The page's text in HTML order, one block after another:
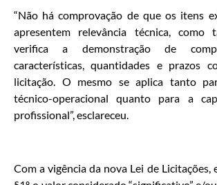
“Não há comprovação de que os itens
apresentem relevância técnica, como
verifica a demonstração de
características, quantidades e prazos
licitação. O mesmo se aplica tanto
técnico-operacional quanto para a
profissional”, esclareceu.
Com a vigência da nova Lei de Licitações,